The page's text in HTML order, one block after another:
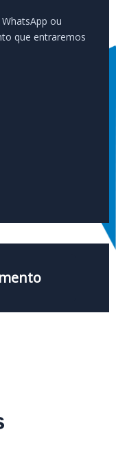
ou
que entraremos